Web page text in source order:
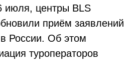
июля, центры BLS
приём заявлений
России. Об этом
туроператоров